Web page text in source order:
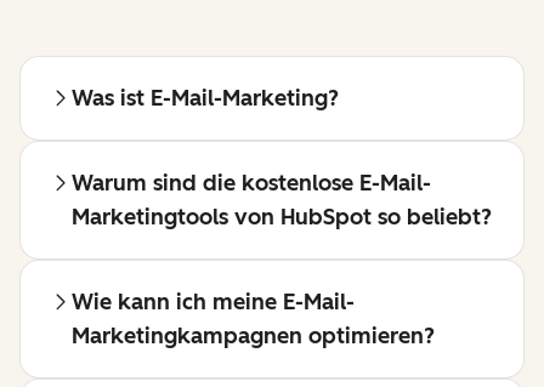
Was ist E-Mail-Marketing?
Warum sind die kostenlose E-Mail-
Marketingtools von HubSpot so beliebt?
Wie kann ich meine E-Mail-
Marketingkampagnen optimieren?